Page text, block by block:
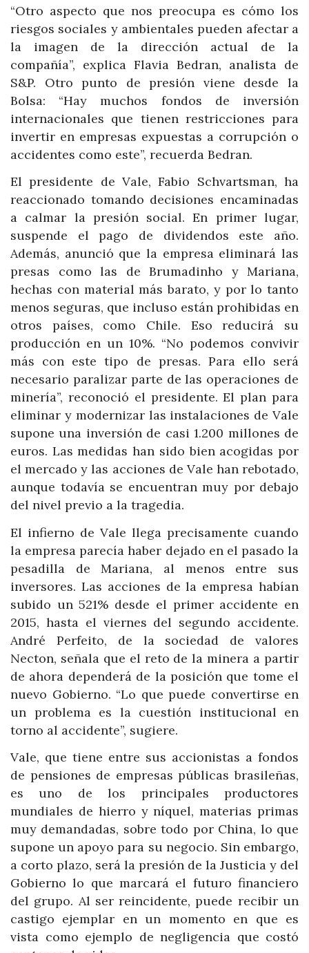
“Otro aspecto que nos preocupa es cómo los
riesgos sociales y ambientales pueden afectar a
la imagen de la dirección actual de la
compañía”, explica Flavia Bedran, analista de
S&P. Otro punto de presión viene desde la
Bolsa: “Hay muchos fondos de inversión
internacionales que tienen restricciones para
invertir en empresas expuestas a corrupción o
accidentes como este”, recuerda Bedran.
El presidente de Vale, Fabio Schvartsman, ha
reaccionado tomando decisiones encaminadas
a calmar la presión social. En primer lugar,
suspende el pago de dividendos este año.
Además, anunció que la empresa eliminará las
presas como las de Brumadinho y Mariana,
hechas con material más barato, y por lo tanto
menos seguras, que incluso están prohibidas en
otros países, como Chile. Eso reducirá su
producción en un 10%. “No podemos convivir
más con este tipo de presas. Para ello será
necesario paralizar parte de las operaciones de
minería”, reconoció el presidente. El plan para
eliminar y modernizar las instalaciones de Vale
supone una inversión de casi 1.200 millones de
euros. Las medidas han sido bien acogidas por
el mercado y las acciones de Vale han rebotado,
aunque todavía se encuentran muy por debajo
del nivel previo a la tragedia.
El infierno de Vale llega precisamente cuando
la empresa parecía haber dejado en el pasado la
pesadilla de Mariana, al menos entre sus
inversores. Las acciones de la empresa habían
subido un 521% desde el primer accidente en
2015, hasta el viernes del segundo accidente.
André Perfeito, de la sociedad de valores
Necton, señala que el reto de la minera a partir
de ahora dependerá de la posición que tome el
nuevo Gobierno. “Lo que puede convertirse en
un problema es la cuestión institucional en
torno al accidente”, sugiere.
Vale, que tiene entre sus accionistas a fondos
de pensiones de empresas públicas brasileñas,
es uno de los principales productores
mundiales de hierro y níquel, materias primas
muy demandadas, sobre todo por China, lo que
supone un apoyo para su negocio. Sin embargo,
a corto plazo, será la presión de la Justicia y del
Gobierno lo que marcará el futuro financiero
del grupo. Al ser reincidente, puede recibir un
castigo ejemplar en un momento en que es
vista como ejemplo de negligencia que costó